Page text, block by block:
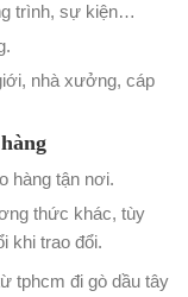
trình, sự kiện…
.
nhà xưởng, cáp
hàng tận nơi.
thức khác, tùy
khi trao đổi.